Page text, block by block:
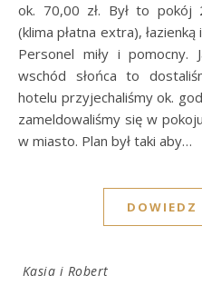
ok. 70,00 zł. Był to
(klima płatna extra),
Personel miły i pomocny.
wschód słońca to
hotelu przyjechaliśmy ok.
zameldowaliśmy się w
w miasto. Plan był taki aby…
DOWIEDZ
Kasia i Robert